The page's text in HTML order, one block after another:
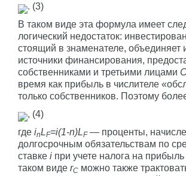
. (3)
В таком виде эта формула имеет
логический недостаток:
стоящий в знаменателе, объединяет
источники финансирования,
собственниками и третьими лицами
время как прибыль в числителе
только собственников. Поэтому
, (4)
где inLF=i(1-n)LF— проценты,
долгосрочным обязательствам по
ставке i при учете налога на прибыль
таком виде rC можно также